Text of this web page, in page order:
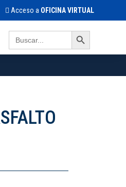
Acceso a OFICINA VIRTUAL
Search
for:
Search Button